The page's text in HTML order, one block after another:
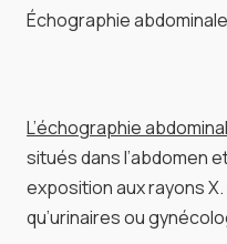
Échographie
L’échographie
situés dans l’abdomen
exposition aux rayons X.
qu’urinaires ou